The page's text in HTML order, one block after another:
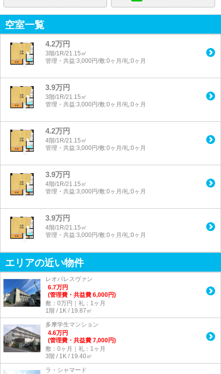
空室一覧
4.2万円
3階/1R/21.15㎡
管理・共益:3,000円/敷:0ヶ月/礼:0ヶ月
3.9万円
3階/1R/21.15㎡
管理・共益:3,000円/敷:0ヶ月/礼:0ヶ月
4.2万円
4階/1R/21.15㎡
管理・共益:3,000円/敷:0ヶ月/礼:0ヶ月
3.9万円
4階/1R/21.15㎡
管理・共益:3,000円/敷:0ヶ月/礼:0ヶ月
3.9万円
4階/1R/21.15㎡
管理・共益:3,000円/敷:0ヶ月/礼:0ヶ月
エリアの近い物件
レオパレスヴァン
6.7万円
(管理費・共益費 6,000円)
敷：0万円｜礼：1ヶ月
1階 / 1K / 19.87㎡
多摩学生マンション
4.6万円
(管理費・共益費 7,000円)
敷：0ヶ月｜礼：1ヶ月
3階 / 1K / 19.40㎡
ラ・シャマード